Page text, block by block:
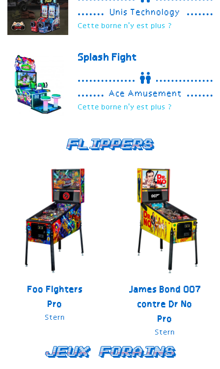
Unis Technology
Cette borne n'y est plus ?
Splash Fight
Ace Amusement
Cette borne n'y est plus ?
Flippers
Foo Fighters
Pro
Stern
James Bond 007
contre Dr No
Pro
Stern
Jeux forains